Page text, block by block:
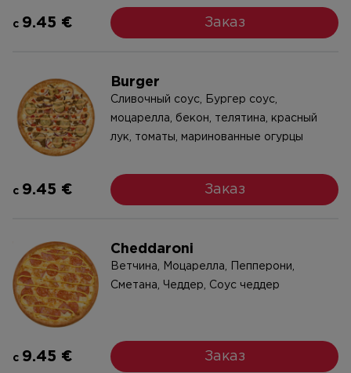
c 9.45 € Заказ
Burger
Cливочный соус, Бургер соус,
моцарелла, бекон, телятина, красный
лук, томаты, маринованные огурцы
c 9.45 € Заказ
Cheddaroni
Ветчина, Моцарелла, Пепперони,
Сметана, Чeддeр, Cоус чеддер
c 9.45 € Заказ